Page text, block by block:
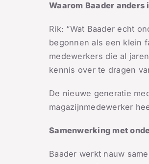
Waarom Baader anders
Rik: “Wat Baader echt
begonnen als een klein
medewerkers die al
kennis over te dragen
De nieuwe generatie
magazijnmedewerker
Samenwerking met
Baader werkt nauw